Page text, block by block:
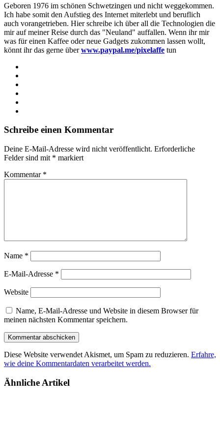
Geboren 1976 im schönen Schwetzingen und nicht weggekommen.
Ich habe somit den Aufstieg des Internet miterlebt und beruflich
auch vorangetrieben. Hier schreibe ich über all die Technologien die
mir auf meiner Reise durch das "Neuland" auffallen. Wenn ihr mir
was für einen Kaffee oder neue Gadgets zukommen lassen wollt,
könnt ihr das gerne überwww.paypal.me/pixelaffe tun
Schreibe einen Kommentar
Deine E-Mail-Adresse wird nicht veröffentlicht. Erforderliche
Felder sind mit * markiert
Kommentar *
Name *
E-Mail-Adresse *
Website
Name, E-Mail-Adresse und Website in diesem Browser für
meinen nächsten Kommentar speichern.
Diese Website verwendet Akismet, um Spam zu reduzieren. Erfahre,
wie deine Kommentardaten verarbeitet werden.
Ähnliche Artikel